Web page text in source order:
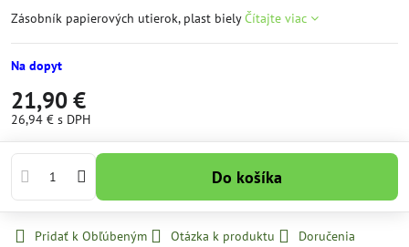
Zásobník papierových utierok, plast bielyČítajte viac
Na dopyt
21,90 €
26,94 € s DPH
Do košíka
Pridať k Obľúbeným Otázka k produktu
Doručenia